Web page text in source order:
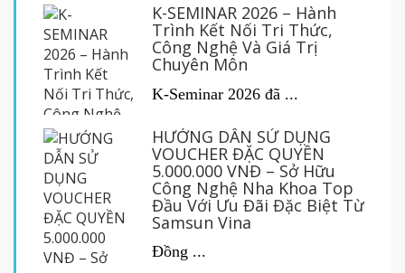
K-SEMINAR 2026 – Hành
Trình Kết Nối Tri Thức,
Công Nghệ Và Giá Trị
Chuyên Môn
K-Seminar 2026 đã ...
HƯỚNG DẪN SỬ DỤNG
VOUCHER ĐẶC QUYỀN
5.000.000 VNĐ – Sở Hữu
Công Nghệ Nha Khoa Top
Đầu Với Ưu Đãi Đặc Biệt Từ
Samsun Vina
Đồng ...